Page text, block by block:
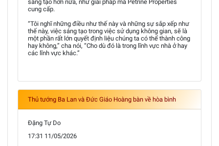
sáng tạo hơn nữa, như giải pháp mà Petrine Properties
cung cấp.
“Tôi nghĩ những điều như thế này và những sự sắp xếp như
thế này, việc sáng tạo trong việc sử dụng không gian, sẽ là
một phần rất lớn quyết định liệu chúng ta có thể thành công
hay không,” cha nói, “Cho dù đó là trong lĩnh vực nhà ở hay
các lĩnh vực khác.”
Thủ tướng Ba Lan và Đức Giáo Hoàng bàn về hòa bình
Đặng Tự Do
17:31 11/05/2026